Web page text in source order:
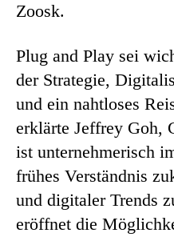
Zoosk.
Plug and Play sei
der Strategie,
und ein nahtloses
erklärte Jeffrey Goh,
ist unternehmerisch
frühes Verständnis
und digitaler Trends
eröffnet die